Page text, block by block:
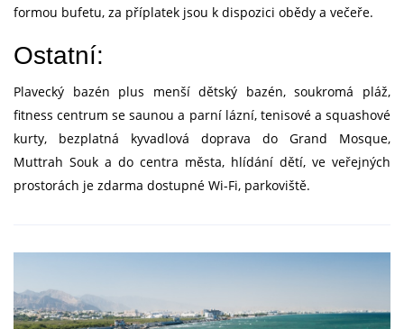
formou bufetu, za příplatek jsou k dispozici obědy a večeře.
Ostatní:
Plavecký bazén plus menší dětský bazén, soukromá pláž,
fitness centrum se saunou a parní lázní, tenisové a squashové
kurty, bezplatná kyvadlová doprava do Grand Mosque,
Muttrah Souk a do centra města, hlídání dětí, ve veřejných
prostorách je zdarma dostupné Wi-Fi, parkoviště.